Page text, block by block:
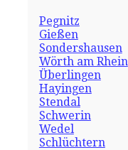
Pegnitz
Gießen
Sondershausen
Wörth am Rhein
Überlingen
Hayingen
Stendal
Schwerin
Wedel
Schlüchtern